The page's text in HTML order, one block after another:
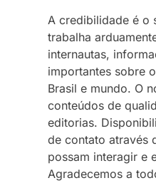
A credibilidade é o
trabalha
internautas,
importantes sobre
Brasil e mundo. O
conteúdos de
editorias.
de contato através
possam interagir e
Agradecemos a